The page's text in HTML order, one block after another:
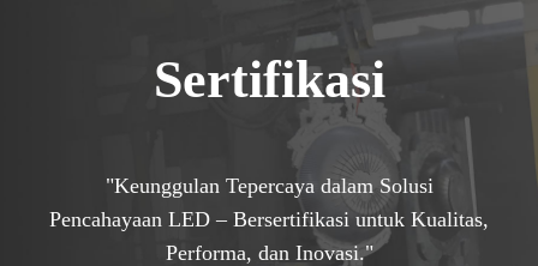
Sertifikasi
"Keunggulan Tepercaya dalam Solusi
Pencahayaan LED – Bersertifikasi untuk Kualitas,
Performa, dan Inovasi."